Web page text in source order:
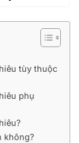
tùy thuộc
phụ
không?